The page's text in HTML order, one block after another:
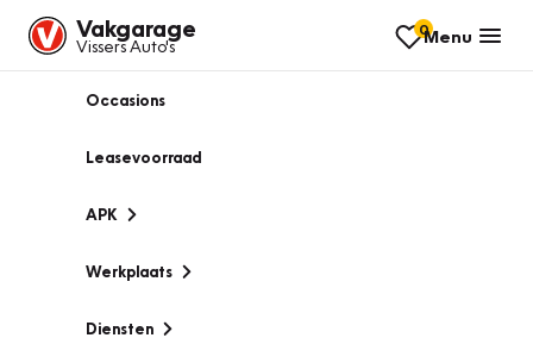
Vakgarage
Vissers Auto's
0Menu
Occasions
Leasevoorraad
APK
Werkplaats
Diensten